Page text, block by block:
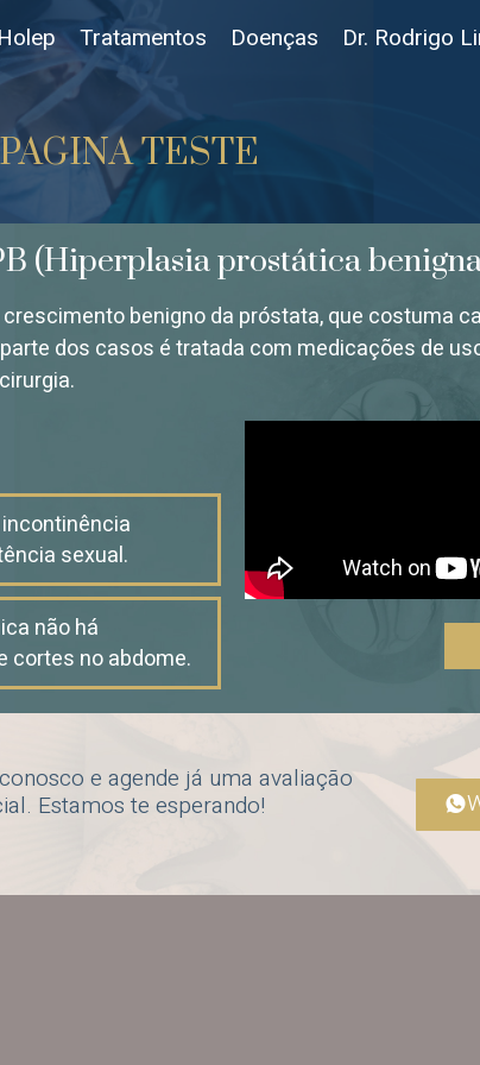
Holep Tratamentos Doenças Dr. Rodrigo
PAGINA TESTE
(Hiperplasia prostática
benigno da próstata, que costuma
dos casos é tratada com medicações de
sexual.
não há
cortes no abdome.
e agende já uma avaliação
Estamos te esperando!